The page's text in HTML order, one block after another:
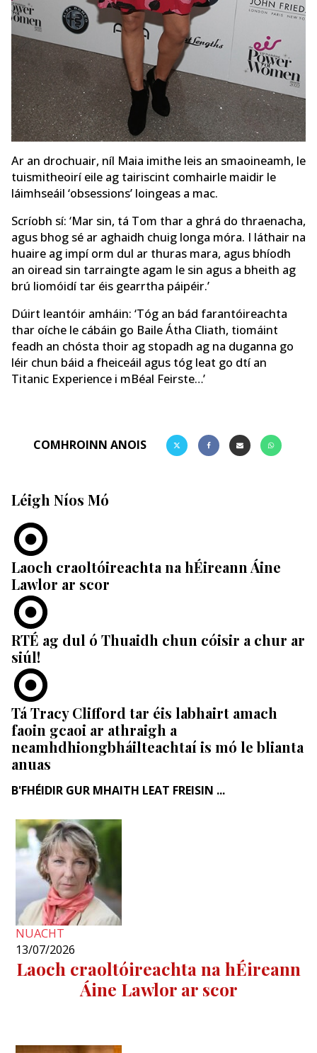
Ar an drochuair, níl Maia imithe leis an smaoineamh, le
tuismitheoirí eile ag tairiscint comhairle maidir le
láimhseáil ‘obsessions’ loingeas a mac.
Scríobh sí: ‘Mar sin, tá Tom thar a ghrá do thraenacha,
agus bhog sé ar aghaidh chuig longa móra. I láthair na
huaire ag impí orm dul ar thuras mara, agus bhíodh
an oiread sin tarraingte agam le sin agus a bheith ag
brú liomóidí tar éis gearrtha páipéir.’
Dúirt leantóir amháin: ‘Tóg an bád farantóireachta
thar oíche le cábáin go Baile Átha Cliath, tiomáint
feadh an chósta thoir ag stopadh ag na duganna go
léir chun báid a fheiceáil agus tóg leat go dtí an
Titanic Experience i mBéal Feirste…’
COMHROINN ANOIS
Léigh Níos Mó
Laoch craoltóireachta na hÉireann Áine
Lawlor ar scor
RTÉ ag dul ó Thuaidh chun cóisir a chur ar
siúl!
Tá Tracy Clifford tar éis labhairt amach
faoin gcaoi ar athraigh a
neamhdhiongbháilteachtaí is mó le blianta
anuas
B'FHÉIDIR GUR MHAITH LEAT FREISIN ...
NUACHT
13/07/2026
Laoch craoltóireachta na hÉireann
Áine Lawlor ar scor